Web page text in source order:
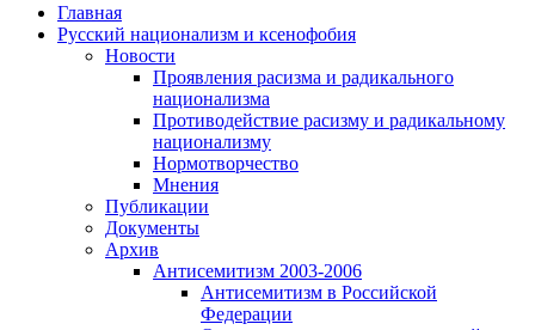
Главная
Русский национализм и ксенофобия
Новости
Проявления расизма и радикального
национализма
Противодействие расизму и радикальному
национализму
Нормотворчество
Мнения
Публикации
Документы
Архив
Антисемитизм 2003-2006
Антисемитизм в Российской
Федерации